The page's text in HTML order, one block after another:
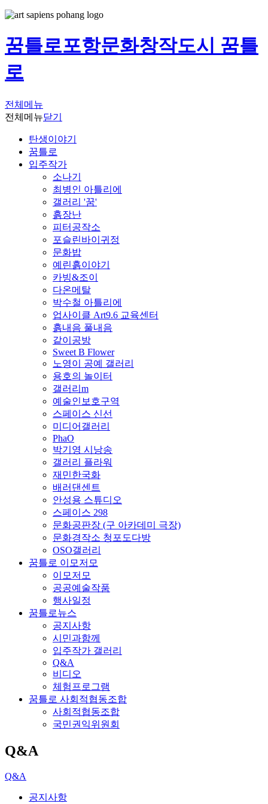
꿈틀로포항문화창작도시 꿈틀
로
전체메뉴
전체메뉴닫기
탄생이야기
꿈틀로
입주작가
소나기
최병인 아틀리에
갤러리 '꿈'
흙장난
피터공작소
포슬린바이귀정
문화밥
예린흙이야기
카빙&조이
다온메탈
박수철 아틀리에
업사이클 Art9.6 교육센터
흙내음 풀내음
같이공방
Sweet B Flower
노영이 공예 갤러리
용호의 놀이터
갤러리m
예술인보호구역
스페이스 신선
미디어갤러리
PhaO
박기영 시낭송
갤러리 플라워
재민한국화
배러댄센트
안성용 스튜디오
스페이스 298
문화공판장 (구 아카데미 극장)
문화경작소 청포도다방
OSO갤러리
꿈틀로 이모저모
이모저모
공공예술작품
행사일정
꿈틀로뉴스
공지사항
시민과함께
입주작가 갤러리
Q&A
비디오
체험프로그램
꿈틀로 사회적협동조합
사회적협동조합
국민권익위원회
Q&A
Q&A
공지사항